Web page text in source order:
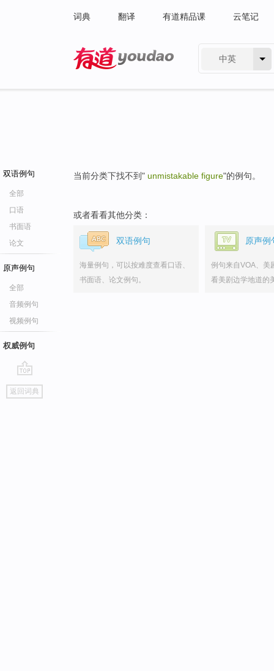
词典 翻译 有道精品课 云笔记
中英
双语例句
全部
口语
书面语
论文
原声例句
全部
音频例句
视频例句
权威例句
go
top
返回词典
当前分类下找不到" unmistakable figure"的例句。
或者看看其他分类：
双语例句
海量例句，可以按难度查看口语、
书面语、论文例句。
原声例
例句来自VOA、美
看美剧边学地道的